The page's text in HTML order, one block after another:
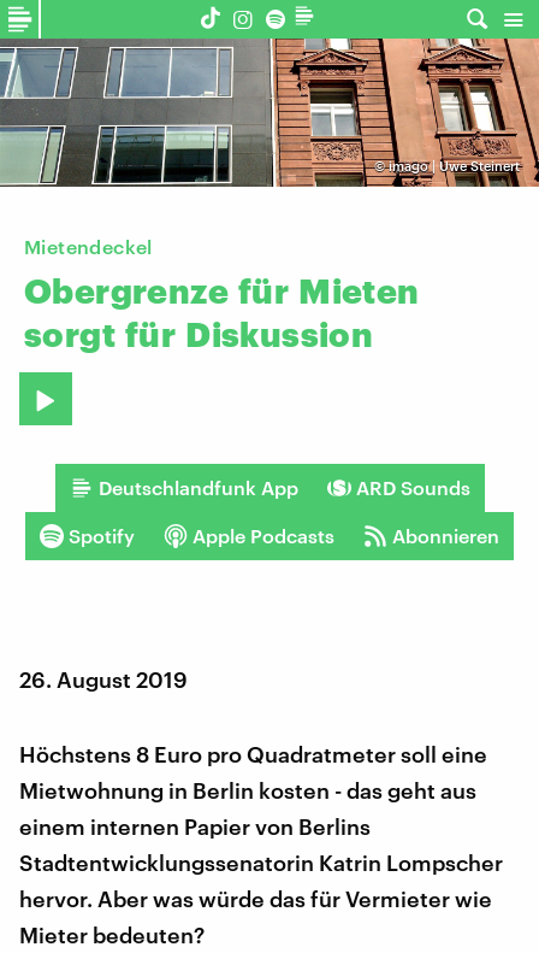
©imago | Uwe Steinert
Mietendeckel
Obergrenze für Mieten
sorgt für Diskussion
Deutschlandfunk App ARD Sounds
Spotify Apple Podcasts Abonnieren
26. August 2019
Höchstens 8 Euro pro Quadratmeter soll eine
Mietwohnung in Berlin kosten - das geht aus
einem internen Papier von Berlins
Stadtentwicklungssenatorin Katrin Lompscher
hervor. Aber was würde das für Vermieter wie
Mieter bedeuten?